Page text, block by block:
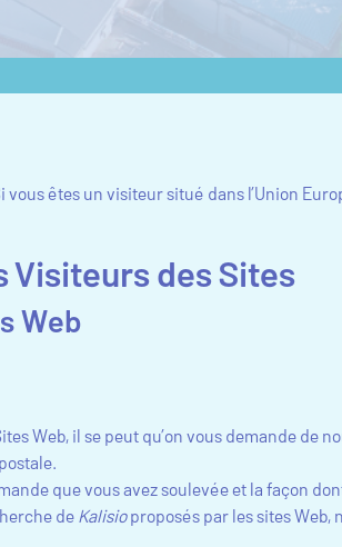
vous êtes un visiteur situé dans l’Union
Visiteurs des Sites
Web
Web, il se peut qu’on vous demande de
que vous avez soulevée et la façon
de Kalisioproposés par les sites Web,